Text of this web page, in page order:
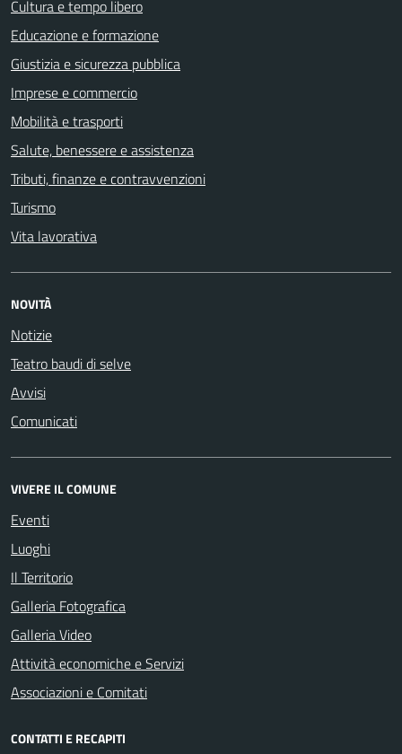
Cultura e tempo libero
Educazione e formazione
Giustizia e sicurezza pubblica
Imprese e commercio
Mobilità e trasporti
Salute, benessere e assistenza
Tributi, finanze e contravvenzioni
Turismo
Vita lavorativa
NOVITÀ
Notizie
Teatro baudi di selve
Avvisi
Comunicati
VIVERE IL COMUNE
Eventi
Luoghi
Il Territorio
Galleria Fotografica
Galleria Video
Attività economiche e Servizi
Associazioni e Comitati
CONTATTI E RECAPITI